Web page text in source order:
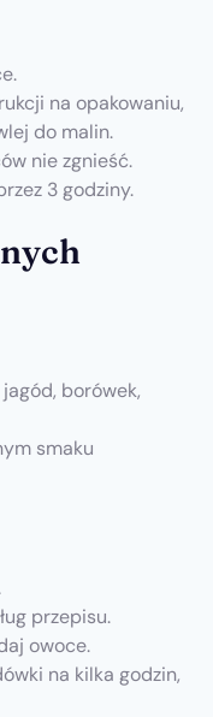
na opakowaniu,
do malin.
nie zgnieść.
3 godziny.
borówek,
smaku
przepisu.
owoce.
na kilka godzin,